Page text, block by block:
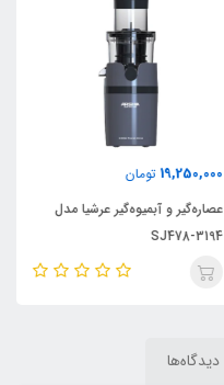
19,250,000 تومان
عصاره‌گیر و آبمیوه‌گیر عرشیا مدل
SJ478-3194
دیدگاه‌ها